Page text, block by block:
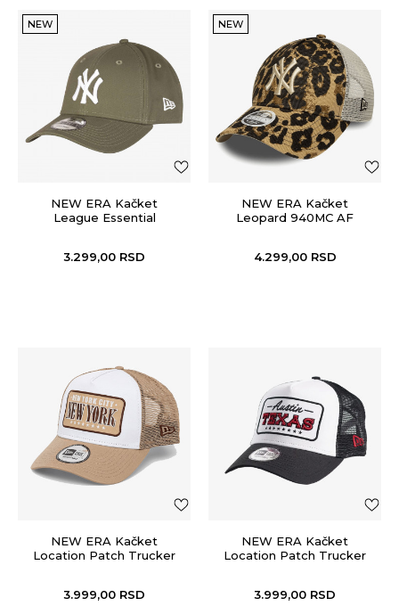
NEW
NEW ERA Kačket
League Essential
3.299,00 RSD
NEW
NEW ERA Kačket
Leopard 940MC AF
4.299,00 RSD
NEW ERA Kačket
Location Patch Trucker
3.999,00 RSD
NEW ERA Kačket
Location Patch Trucker
3.999,00 RSD